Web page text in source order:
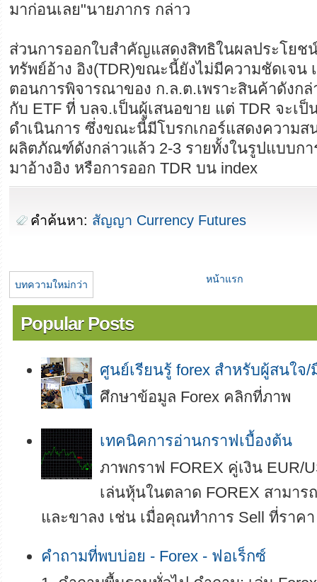
มาก่อนเลย"นายภากร กล่าว
ส่วนการออกใบสำคัญแสดงสิทธิในผลประโยช
ทรัพย์อ้าง อิง(TDR)ขณะนี้ยังไม่มีความชัดเจน
ตอนการพิจารณาของ ก.ล.ต.เพราะสินค้าดังก
กับ ETF ที่ บลจ.เป็นผู้เสนอขาย แต่ TDR จะเ
ดำเนินการ ซึ่งขณะนี้มีโบรกเกอร์แสดงความส
ผลิตภัณฑ์ดังกล่าวแล้ว 2-3 รายทั้งในรูปแบบกา
มาอ้างอิง หรือการออก TDR บน index
คำค้นหา: สัญญา Currency Futures
บทความใหม่กว่า หน้าแรก
Popular Posts
ศูนย์เรียนรู้ forex สำหรับผู้สนใจ/
ศึกษาข้อมูล Forex คลิกที่ภาพ
เทคนิคการอ่านกราฟเบื้องต้น
ภาพกราฟ FOREX คู่เงิน EUR/
เล่นหุ้นในตลาด FOREX สามาร
และขาลง เช่น เมื่อคุณทำการ Sell ที่ราค
คำถามที่พบบ่อย - Forex - ฟอเร็กซ์